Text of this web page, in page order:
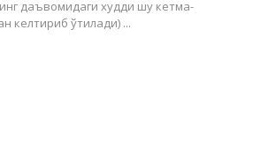
даъвомидаги худди шу кетма-
келтириб ўтилади) ...